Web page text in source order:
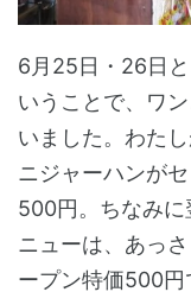
6月25日・26日
いうことで、ワ
いました。わた
ニジャーハンが
500円。ちなみ
ニューは、あっ
ープン特価500円